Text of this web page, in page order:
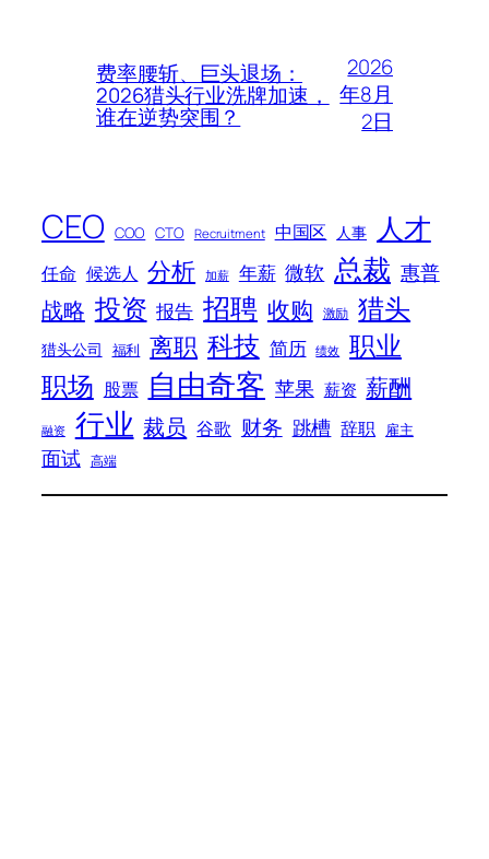
费率腰斩、巨头退场：
2026猎头行业洗牌加速，
谁在逆势突围？
2026
年8月
2日
CEO COO CTO Recruitment 中国区 人事 人才
任命 候选人 分析 加薪 年薪 微软 总裁 惠普
战略 投资 报告 招聘 收购 激励 猎头
猎头公司 福利 离职 科技 简历 绩效 职业
职场 股票 自由奇客 苹果 薪资 薪酬
融资 行业 裁员 谷歌 财务 跳槽 辞职 雇主
面试 高端